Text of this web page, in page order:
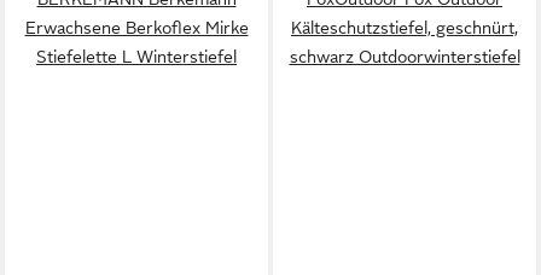
Erwachsene Berkoflex Mirke
Stiefelette L Winterstiefel
Kälteschutzstiefel, geschnürt,
schwarz Outdoorwinterstiefel